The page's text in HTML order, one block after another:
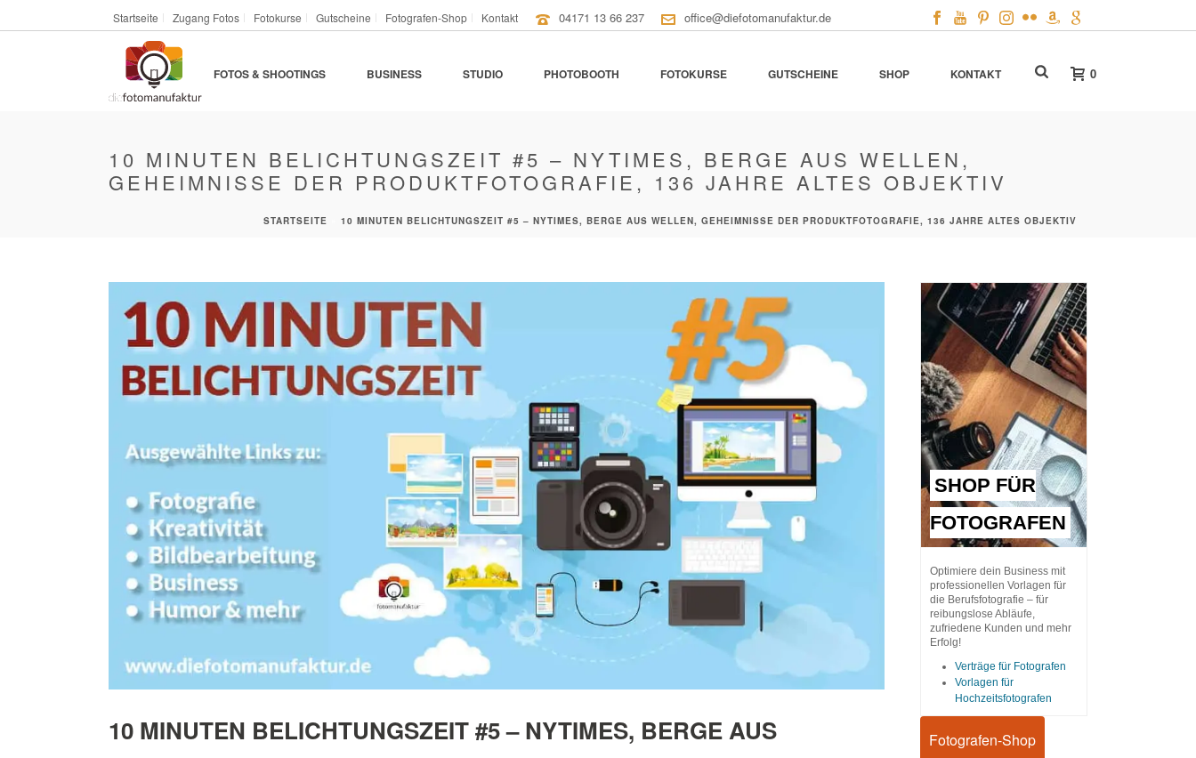
Startseite Zugang Fotos Fotokurse Gutscheine Fotografen-Shop Kontakt 04171 13 66 237 office@diefotomanufaktur.de
FOTOS & SHOOTINGS BUSINESS STUDIO PHOTOBOOTH FOTOKURSE GUTSCHEINE SHOP KONTAKT 0
10 MINUTEN BELICHTUNGSZEIT #5 – NYTIMES, BERGE AUS WELLEN,
GEHEIMNISSE DER PRODUKTFOTOGRAFIE, 136 JAHRE ALTES OBJEKTIV
STARTSEITE 10 MINUTEN BELICHTUNGSZEIT #5 – NYTIMES, BERGE AUS WELLEN, GEHEIMNISSE DER PRODUKTFOTOGRAFIE, 136 JAHRE ALTES OBJEKTIV
10 MINUTEN BELICHTUNGSZEIT #5 – NYTIMES, BERGE AUS
SHOP FÜR
FOTOGRAFEN
Optimiere dein Business mit
professionellen Vorlagen für
die Berufsfotografie – für
reibungslose Abläufe,
zufriedene Kunden und mehr
Erfolg!
Verträge für Fotografen
Vorlagen für
Hochzeitsfotografen
Fotografen-Shop